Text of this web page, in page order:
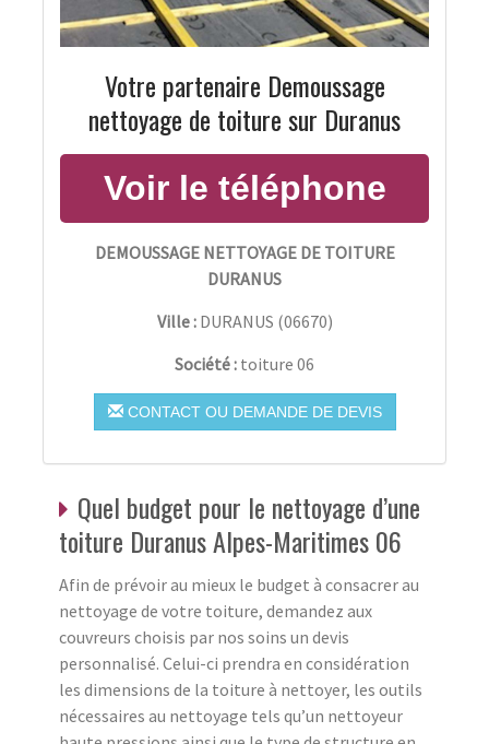
Votre partenaire Demoussage
nettoyage de toiture sur Duranus
DEMOUSSAGE NETTOYAGE DE TOITURE
DURANUS
Ville : DURANUS (06670)
Société : toiture 06
CONTACT OU DEMANDE DE DEVIS
Quel budget pour le nettoyage d’une
toiture Duranus Alpes-Maritimes 06
Afin de prévoir au mieux le budget à consacrer au
nettoyage de votre toiture, demandez aux
couvreurs choisis par nos soins un devis
personnalisé. Celui-ci prendra en considération
les dimensions de la toiture à nettoyer, les outils
nécessaires au nettoyage tels qu’un nettoyeur